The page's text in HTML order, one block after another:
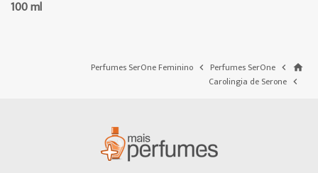
100 ml
home

Perfumes SerOne

Perfumes SerOne Feminino

Carolingia de Serone